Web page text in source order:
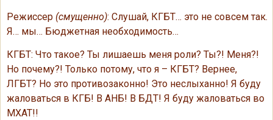
Режиссер (смущенно): Слушай, КГБТ… это не совсем так.
Я… мы… Бюджетная необходимость…
КГБТ: Что такое? Ты лишаешь меня роли? Ты?! Меня?!
Но почему?! Только потому, что я – КГБТ? Вернее,
ЛГБТ? Но это противозаконно! Это неслыханно! Я буду
жаловаться в КГБ! В АНБ! В БДТ! Я буду жаловаться во
МХАТ!!